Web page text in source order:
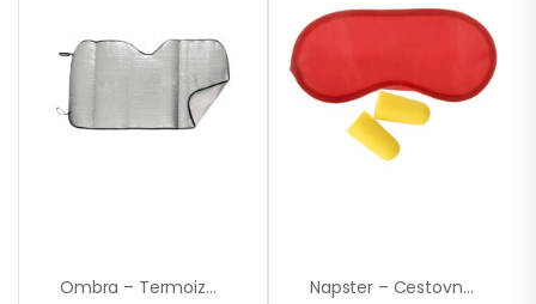
Ombra – Termoizolační Fólie Na Okno Auta Napster – Cestovní Sada